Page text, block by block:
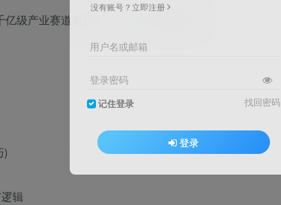
)
辑
没有账号？立即注册
用户名或邮箱
登录密码
记住登录 找回密码
登录